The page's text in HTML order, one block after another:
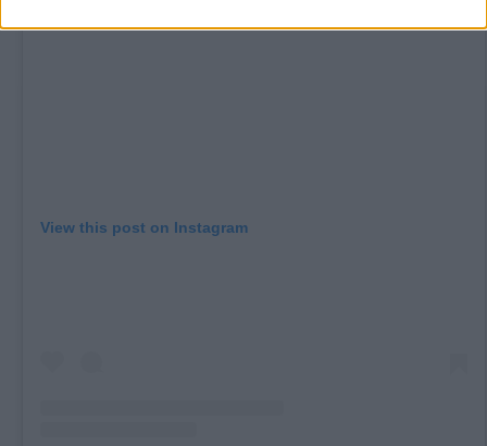
View this post on Instagram